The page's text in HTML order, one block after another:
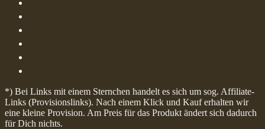
*) Bei Links mit einem Sternchen handelt es sich um sog. Affiliate-
Links (Provisionslinks). Nach einem Klick und Kauf erhalten wir
eine kleine Provision. Am Preis für das Produkt ändert sich dadurch
für Dich nichts.